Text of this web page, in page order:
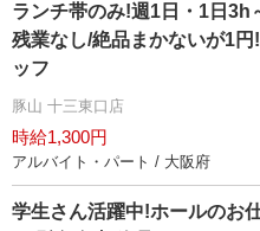
ランチ帯のみ!週1日・1日3h
残業なし/絶品まかないが1
ッフ
豚山 十三東口店
時給1,300円
アルバイト・パート / 大阪府
学生さん活躍中!ホールのお